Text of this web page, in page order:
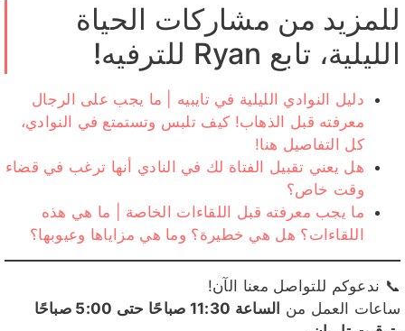
للمزيد من مشاركات الحياة
الليلية، تابع Ryan للترفيه!
دليل النوادي الليلية في تايبيه | ما يجب على الرجال
معرفته قبل الذهاب! كيف تلبس وتستمتع في النوادي،
كل التفاصيل هنا!
هل يعني تقبيل الفتاة لك في النادي أنها ترغب في قضاء
وقت خاص؟
ما يجب معرفته قبل اللقاءات الخاصة | ما هي هذه
اللقاءات؟ هل هي خطيرة؟ وما هي مزاياها وعيوبها؟
📞 ندعوكم للتواصل معنا الآن!
ساعات العمل من
الساعة 11:30 صباحًا حتى 5:00 صباحًا